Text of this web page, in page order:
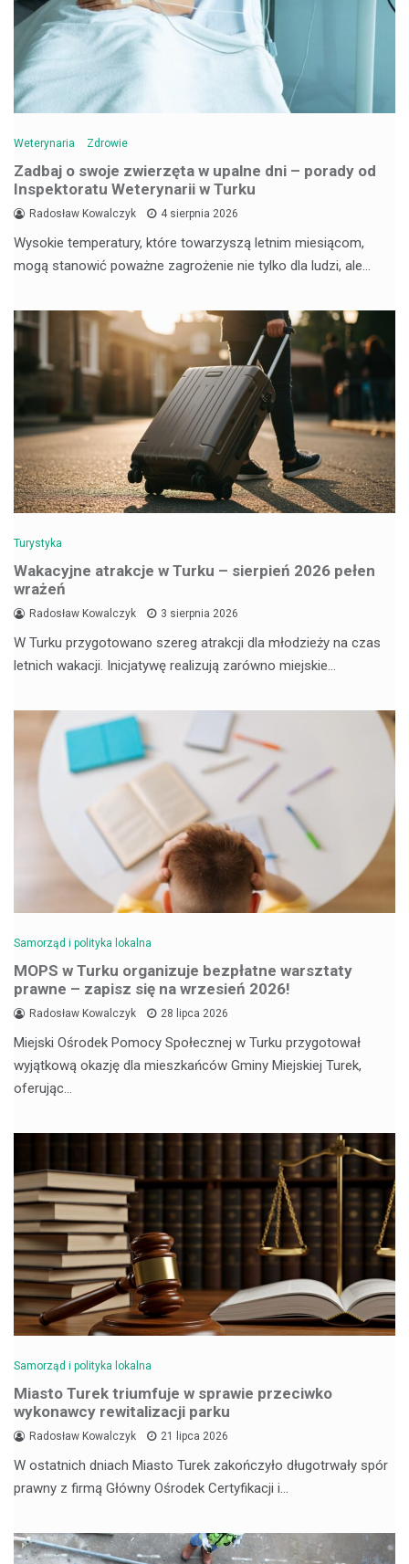
Weterynaria Zdrowie
Zadbaj o swoje zwierzęta w upalne dni – porady od
Inspektoratu Weterynarii w Turku
Radosław Kowalczyk 4 sierpnia 2026
Wysokie temperatury, które towarzyszą letnim miesiącom,
mogą stanowić poważne zagrożenie nie tylko dla ludzi, ale…
Turystyka
Wakacyjne atrakcje w Turku – sierpień 2026 pełen
wrażeń
Radosław Kowalczyk 3 sierpnia 2026
W Turku przygotowano szereg atrakcji dla młodzieży na czas
letnich wakacji. Inicjatywę realizują zarówno miejskie…
Samorząd i polityka lokalna
MOPS w Turku organizuje bezpłatne warsztaty
prawne – zapisz się na wrzesień 2026!
Radosław Kowalczyk 28 lipca 2026
Miejski Ośrodek Pomocy Społecznej w Turku przygotował
wyjątkową okazję dla mieszkańców Gminy Miejskiej Turek,
oferując…
Samorząd i polityka lokalna
Miasto Turek triumfuje w sprawie przeciwko
wykonawcy rewitalizacji parku
Radosław Kowalczyk 21 lipca 2026
W ostatnich dniach Miasto Turek zakończyło długotrwały spór
prawny z firmą Główny Ośrodek Certyfikacji i…